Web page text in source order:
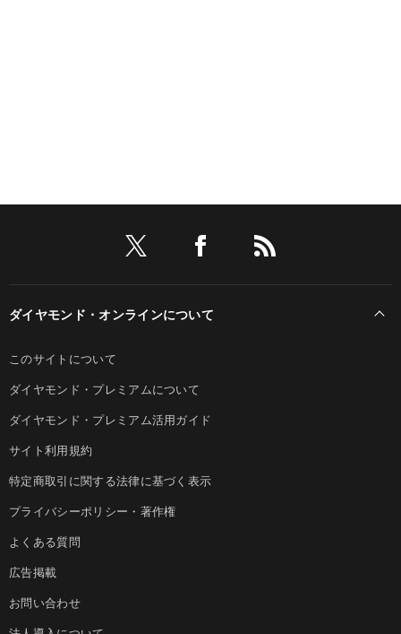
ダイヤモンド・オンラインについて
このサイトについて
ダイヤモンド・プレミアムについて
ダイヤモンド・プレミアム活用ガイド
サイト利用規約
特定商取引に関する法律に基づく表示
プライバシーポリシー・著作権
よくある質問
広告掲載
お問い合わせ